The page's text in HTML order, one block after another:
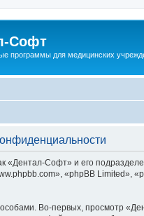
Софт
программы для медицинских
«Дентал-Софт» и его
«phpBB Limited»,
Во-первых, просмотр